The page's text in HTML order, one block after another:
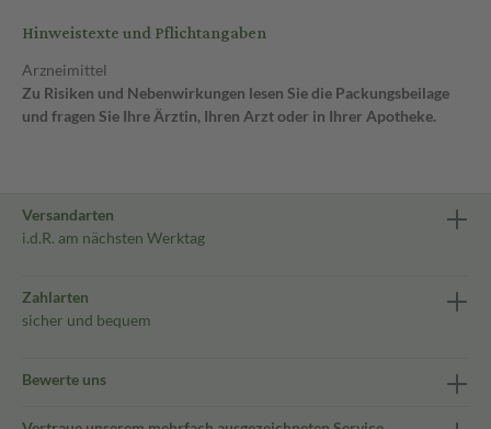
Hinweistexte und Pflichtangaben
Arzneimittel
Zu Risiken und Nebenwirkungen lesen Sie die Packungsbeilage
und fragen Sie Ihre Ärztin, Ihren Arzt oder in Ihrer Apotheke.
Versandarten
i.d.R. am nächsten Werktag
Zahlarten
sicher und bequem
Bewerte uns